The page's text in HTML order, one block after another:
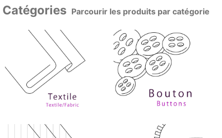
Catégories Parcourir les produits par catégorie